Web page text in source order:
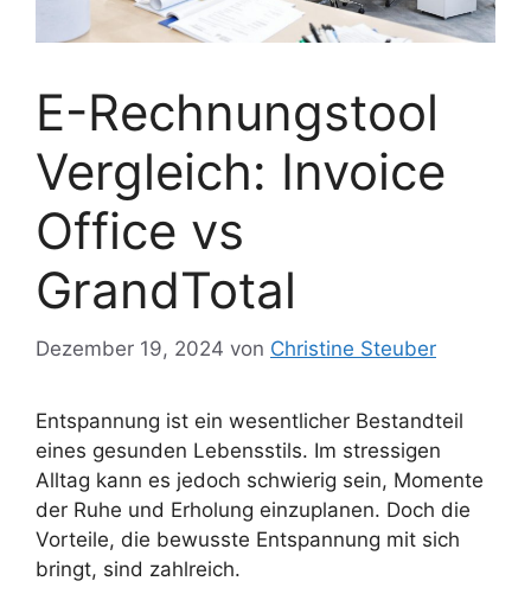
E-Rechnungstool
Vergleich: Invoice
Office vs
GrandTotal
Dezember 19, 2024 von Christine Steuber
Entspannung ist ein wesentlicher Bestandteil
eines gesunden Lebensstils. Im stressigen
Alltag kann es jedoch schwierig sein, Momente
der Ruhe und Erholung einzuplanen. Doch die
Vorteile, die bewusste Entspannung mit sich
bringt, sind zahlreich.